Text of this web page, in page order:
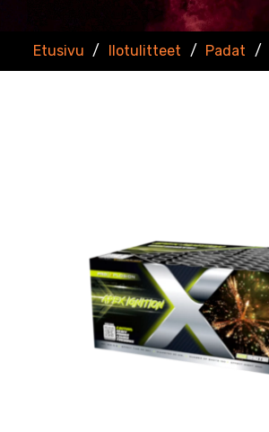
Etusivu / Ilotulitteet / Padat /